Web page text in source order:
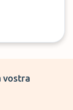
vostra